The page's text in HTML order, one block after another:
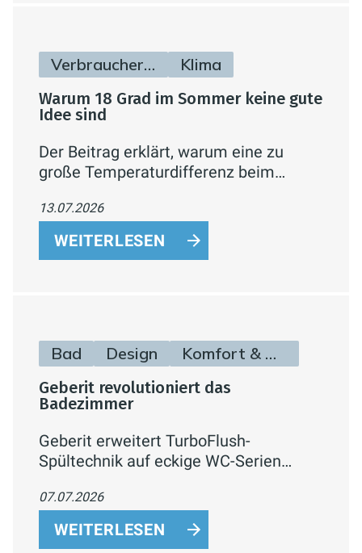
Verbraucherinfos Klima
Warum 18 Grad im Sommer keine gute
Idee sind
Der Beitrag erklärt, warum eine zu
große Temperaturdifferenz beim
energetisch ungünstig ist, und gibt
konkrete Tipps zur sinnvollen
Einstellung der Klimaanlage.
13.07.2026
WEITERLESEN
Bad Design Komfort & Hygiene
Geberit revolutioniert das
Badezimmer
Geberit erweitert TurboFlush-
Spültechnik auf eckige WC-Serien
Spülung, spülrandlos und
reinigungsfreundlich
07.07.2026
WEITERLESEN